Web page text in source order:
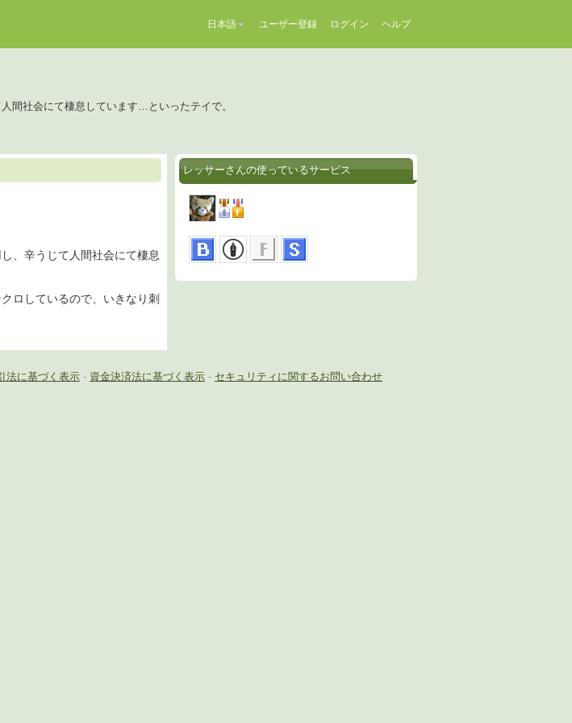
日本語 ユーザー登録 ログイン ヘルプ
間社会にて棲息しています…といったテイで。
、辛うじて人間社会にて棲息
ロしているので、いきなり刺
レッサーさんの使っているサービス
法に基づく表示 - 資金決済法に基づく表示 - セキュリティに関するお問い合わせ